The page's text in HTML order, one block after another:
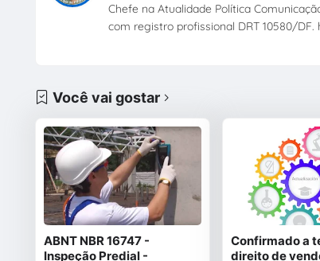
Chefe na Atualidade Política
com registro profissional DRT 10580/
Você vai gostar
ABNT NBR 16747 -
Inspeção Predial -
Confirmado a
direito de